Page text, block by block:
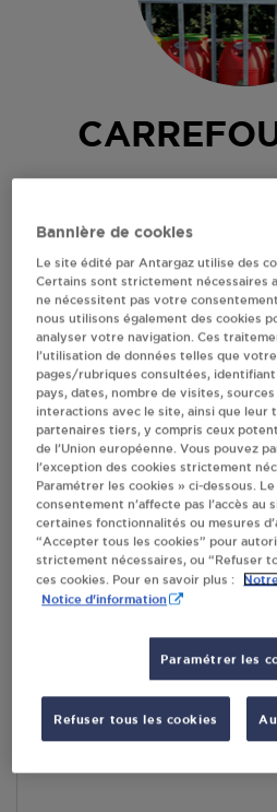
S'Y
AFFICHER LE
RECEVOIR LES
En cliquant sur « S’y rendre »,
d’informations (dont mon adresse
par Google Maps afin d’afficher la
Bannière de cookies
Le site édité par Antargaz utilise des
Certains sont strictement nécessaires
ne nécessitent pas votre
nous utilisons également des cookies
analyser votre navigation. Ces
l’utilisation de données telles que
pages/rubriques consultées,
pays, dates, nombre de visites,
interactions avec le site, ainsi que leur
partenaires tiers, y compris ceux
de l’Union européenne. Vous pouvez
l’exception des cookies strictement
Paramétrer les cookies » ci-dessous.
consentement n’affecte pas l’accès au
certaines fonctionnalités ou mesures
“Accepter tous les cookies” pour
strictement nécessaires, ou “Refuser
ces cookies. Pour en savoir plus :
Notice d'information
Paramétrer les
Refuser tous les cookies